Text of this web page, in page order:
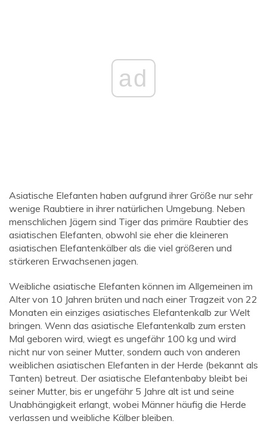
ad
Asiatische Elefanten haben aufgrund ihrer Größe nur sehr
wenige Raubtiere in ihrer natürlichen Umgebung. Neben
menschlichen Jägern sind Tiger das primäre Raubtier des
asiatischen Elefanten, obwohl sie eher die kleineren
asiatischen Elefantenkälber als die viel größeren und
stärkeren Erwachsenen jagen.
Weibliche asiatische Elefanten können im Allgemeinen im
Alter von 10 Jahren brüten und nach einer Tragzeit von 22
Monaten ein einziges asiatisches Elefantenkalb zur Welt
bringen. Wenn das asiatische Elefantenkalb zum ersten
Mal geboren wird, wiegt es ungefähr 100 kg und wird
nicht nur von seiner Mutter, sondern auch von anderen
weiblichen asiatischen Elefanten in der Herde (bekannt als
Tanten) betreut. Der asiatische Elefantenbaby bleibt bei
seiner Mutter, bis er ungefähr 5 Jahre alt ist und seine
Unabhängigkeit erlangt, wobei Männer häufig die Herde
verlassen und weibliche Kälber bleiben.